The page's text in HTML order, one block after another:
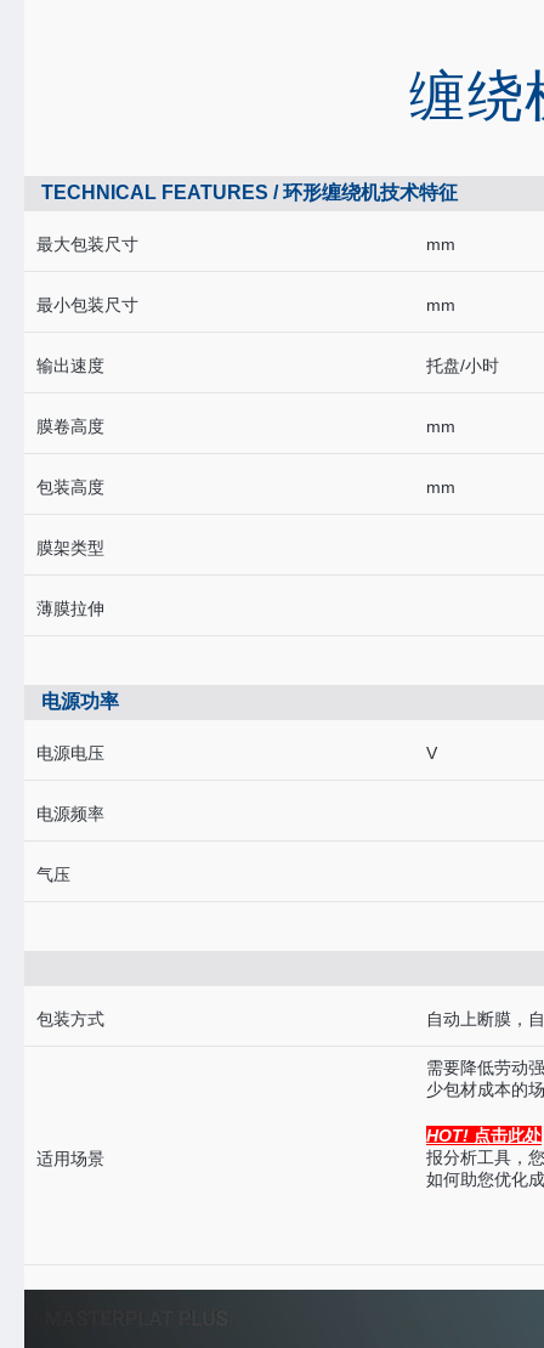
缠绕
TECHNICAL FEATURES / 环形缠绕机技术特征
最大包装尺寸 mm
最小包装尺寸 mm
输出速度 托盘/小时
膜卷高度 mm
包装高度 mm
膜架类型
薄膜拉伸
电源功率
电源电压 V
电源频率
气压
包装方式 自动上断膜，
适用场景
需要降低劳动
少包材成本的
HOT! 点击此处
报分析工具，
如何助您优化